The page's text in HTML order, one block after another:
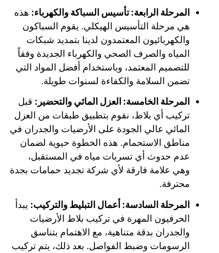
المرحلة الرابعة: تأسيس السباكة والكهرباء: هذه
هي مرحلة التأسيس الهيكلي. يقوم السباكون
والكهربائيون المعتمدون لدينا بتمديد شبكات
المياه والصرف الصحي والكهرباء الجديدة وفقاً
للتصميم المعتمد، وباستخدام أفضل المواد التي
تضمن السلامة والكفاءة لسنوات طويلة.
المرحلة الخامسة: العزل المائي والتحضير: قبل
تركيب أي بلاط، نقوم بتطبيق طبقات من العزل
المائي عالي الجودة على الأرضيات والجدران في
مناطق الاستحمام. هذه الخطوة حيوية لضمان
عدم حدوث أي تسربات مياه في المستقبل،
وهي علامة فارقة لأي شركة تجديد حمامات بجدة
محترفة.
المرحلة السادسة: أعمال التبليط والتركيب: يبدأ
الحرفيون المهرة في تركيب بلاط الأرضيات
والجدران بدقة متناهية، مع الاهتمام بتناسق
الرسومات وضبط الفواصل. بعد ذلك، يتم تركيب